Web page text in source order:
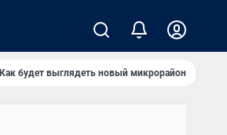
Как будет выглядеть новый микрорайон